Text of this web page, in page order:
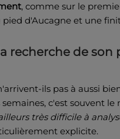
, comme sur le
d'Aucagne et une
recherche de son
ils pas à aussi
c'est souvent
très difficile à
explicite.